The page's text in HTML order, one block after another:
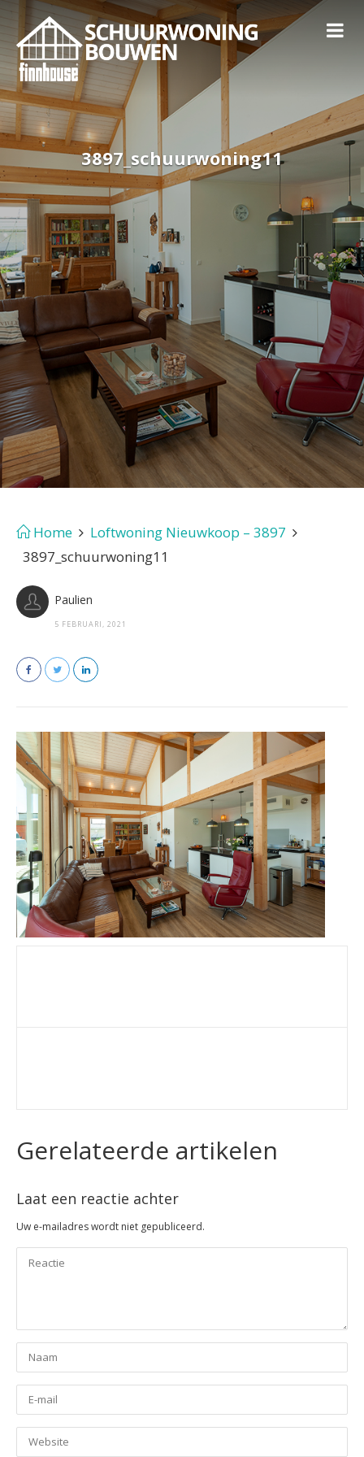
3897_schuurwoning11
Home
Loftwoning Nieuwkoop – 3897
3897_schuurwoning11
Paulien
5 FEBRUARI, 2021
Gerelateerde artikelen
Laat een reactie achter
Uw e-mailadres wordt niet gepubliceerd.